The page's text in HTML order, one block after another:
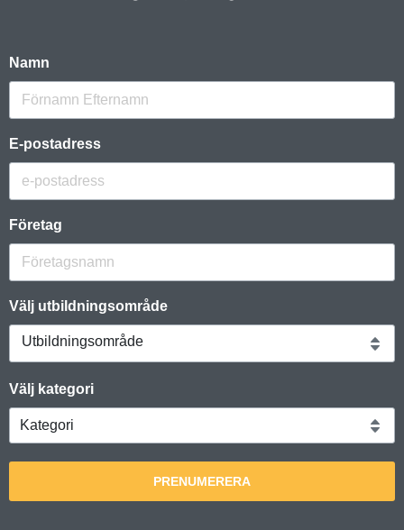
Namn
E-postadress
Företag
Välj utbildningsområde
Utbildningsområde
Välj kategori
PRENUMERERA